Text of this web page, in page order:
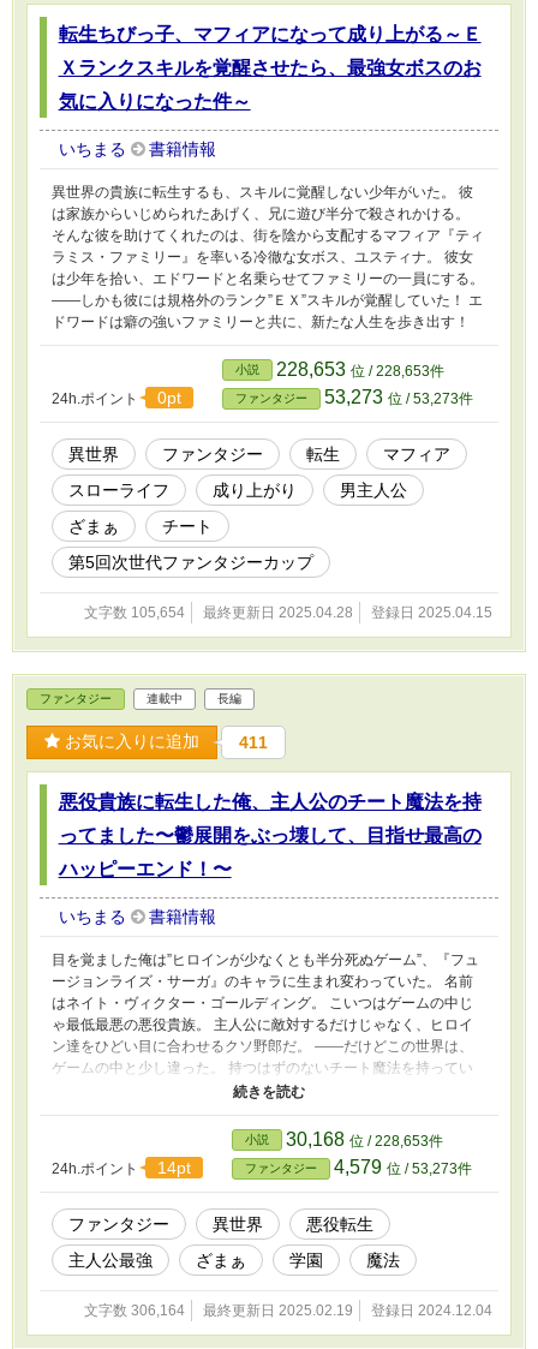
転生ちびっ子、マフィアになって成り上がる～Ｅ
Ｘランクスキルを覚醒させたら、最強女ボスのお
気に入りになった件～
いちまる 書籍情報
異世界の貴族に転生するも、スキルに覚醒しない少年がいた。 彼
は家族からいじめられたあげく、兄に遊び半分で殺されかける。
そんな彼を助けてくれたのは、街を陰から支配するマフィア『ティ
ラミス・ファミリー』を率いる冷徹な女ボス、ユスティナ。 彼女
は少年を拾い、エドワードと名乗らせてファミリーの一員にする。
――しかも彼には規格外のランク”ＥＸ”スキルが覚醒していた！ エ
ドワードは癖の強いファミリーと共に、新たな人生を歩き出す！
24h.ポイント 0pt
小説 228,653 位 / 228,653件
ファンタジー 53,273 位 / 53,273件
異世界 ファンタジー 転生
マフィア
スローライフ
成り上がり
男主人公
ざまぁ
チート
第5回次世代ファンタジーカップ
文字数 105,654 最終更新日 2025.04.28 登録日 2025.04.15
ファンタジー 連載中 長編
お気に入りに追加 411
悪役貴族に転生した俺、主人公のチート魔法を持
ってました〜鬱展開をぶっ壊して、目指せ最高の
ハッピーエンド！〜
いちまる 書籍情報
目を覚ました俺は”ヒロインが少なくとも半分死ぬゲーム”、『フュ
ージョンライズ・サーガ』のキャラに生まれ変わっていた。 名前
はネイト・ヴィクター・ゴールディング。 こいつはゲームの中じ
ゃ最低最悪の悪役貴族。 主人公に敵対するだけじゃなく、ヒロイ
ン達をひどい目に合わせるクソ野郎だ。 ――だけどこの世界は、
ゲームの中と少し違った。 持つはずのないチート魔法を持ってい
る！ しかも主人公はあっさり死んだ！ だったら俺が、主人公の代
わりにヒロイン達を守るしかない──はずだけど、そのヒロイン達
とハーレム展開⁉︎ このゲーム、一体どんな結末を迎えるんだ⁉︎ ※本
作品は他サイト様でも掲載しています。
24h.ポイント
14pt
小説 30,168 位 / 228,653件
ファンタジー 4,579 位 / 53,273件
ファンタジー 異世界
悪役転生
主人公最強
ざまぁ 学園 魔法
文字数 306,164 最終更新日 2025.02.19 登録日 2024.12.04